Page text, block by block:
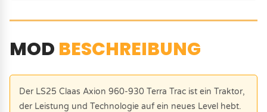
MOD BESCHREIBUNG
Der LS25 Claas Axion 960-930 Terra Trac ist ein Traktor,
der Leistung und Technologie auf ein neues Level hebt.